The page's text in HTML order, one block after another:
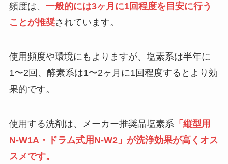
頻度は、 一般的には3ヶ月に1回程度を目安に行う
ことが推奨されています。
使用頻度や環境にもよりますが、塩素系は半年に
1〜2回、酵素系は1〜2ヶ月に1回程度するとより効
果的です。
使用する洗剤は、メーカー推奨品塩素系「縦型用
N-W1A・ドラム式用N-W2」が洗浄効果が高くオス
スメです。